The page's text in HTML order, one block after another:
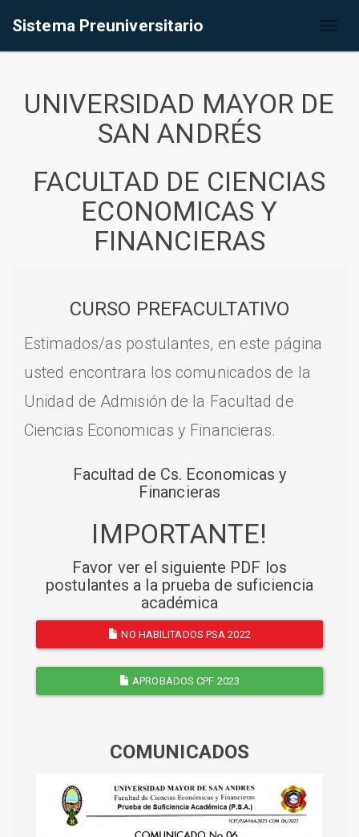
Sistema Preuniversitario
UNIVERSIDAD MAYOR DE
SAN ANDRÉS
FACULTAD DE CIENCIAS
ECONOMICAS Y
FINANCIERAS
CURSO PREFACULTATIVO
Estimados/as postulantes, en este página
usted encontrara los comunicados de la
Unidad de Admisión de la Facultad de
Ciencias Economicas y Financieras.
Facultad de Cs. Economicas y
Financieras
IMPORTANTE!
Favor ver el siguiente PDF los
postulantes a la prueba de suficiencia
académica
NO HABILITADOS PSA 2022
APROBADOS CPF 2023
COMUNICADOS